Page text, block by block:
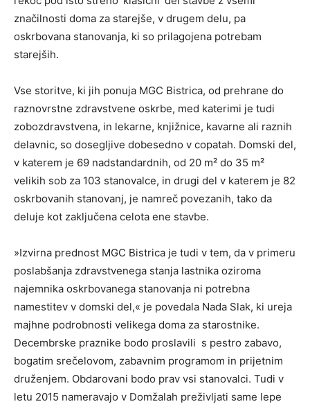
značilnosti doma za starejše, v drugem delu, pa
oskrbovana stanovanja, ki so prilagojena potrebam
starejših.
Vse storitve, ki jih ponuja MGC Bistrica, od prehrane do
raznovrstne zdravstvene oskrbe, med katerimi je tudi
zobozdravstvena, in lekarne, knjižnice, kavarne ali raznih
delavnic, so dosegljive dobesedno v copatah. Domski del,
v katerem je 69 nadstandardnih, od 20 m² do 35 m²
velikih sob za 103 stanovalce, in drugi del v katerem je 82
oskrbovanih stanovanj, je namreč povezanih, tako da
deluje kot zaključena celota ene stavbe.
»Izvirna prednost MGC Bistrica je tudi v tem, da v primeru
poslabšanja zdravstvenega stanja lastnika oziroma
najemnika oskrbovanega stanovanja ni potrebna
namestitev v domski del,« je povedala Nada Slak, ki ureja
majhne podrobnosti velikega doma za starostnike.
Decembrske praznike bodo proslavili s pestro zabavo,
bogatim srečelovom, zabavnim programom in prijetnim
druženjem. Obdarovani bodo prav vsi stanovalci. Tudi v
letu 2015 nameravajo v Domžalah preživljati same lepe